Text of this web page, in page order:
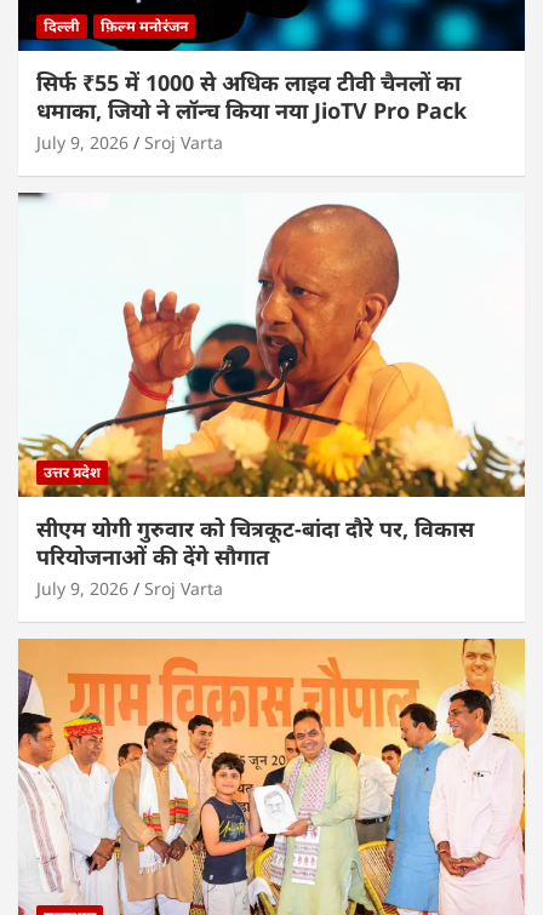
दिल्ली फ़िल्म मनोरंजन
सिर्फ ₹55 में 1000 से अधिक लाइव टीवी चैनलों का
धमाका, जियो ने लॉन्च किया नया JioTV Pro Pack
July 9, 2026 Sroj Varta
उत्तर प्रदेश
सीएम योगी गुरुवार को चित्रकूट-बांदा दौरे पर, विकास
परियोजनाओं की देंगे सौगात
July 9, 2026 Sroj Varta